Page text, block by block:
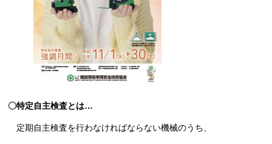
〇特定自主検査とは…
定期自主検査を行わなければならない機械のうち、